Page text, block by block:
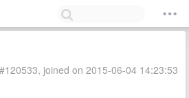
joined on 2015-06-04 14:23:53